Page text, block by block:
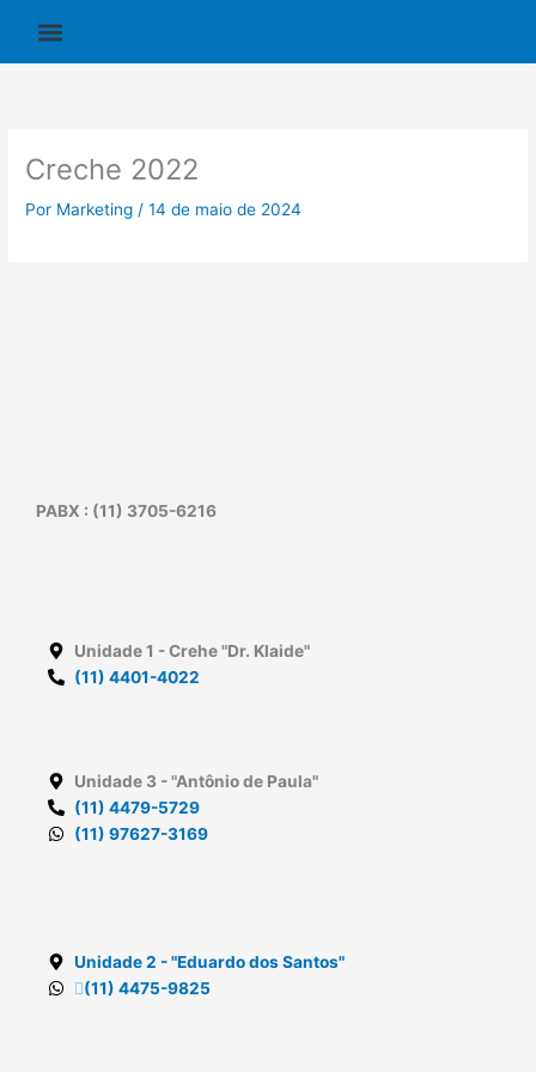
o
Creche 2022
Por Marketing/14 de maio de 2024
PABX : (11) 3705-6216
Unidade 1 - Crehe "Dr. Klaide"
(11) 4401-4022
Unidade 3 - "Antônio de Paula"
(11) 4479-5729
(11) 97627-3169
Unidade 2 - "Eduardo dos Santos"
(11) 4475-9825